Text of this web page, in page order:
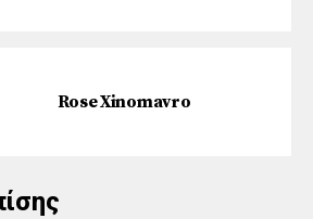
Rose Xinomavro